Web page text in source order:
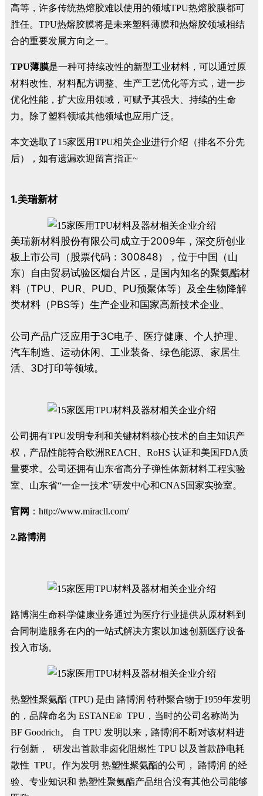
高等，许多传统热熔胶难以使用的领域TPU热熔胶膜都可
胜任。TPU热熔胶膜将是未来塑料薄膜和热熔胶领域相结
合的重要发展方向之一。
TPU薄膜是一种可持续改性的新型工业材料，可以通过原
材料改性、材料配方调整、生产工艺优化等方式，进一步
优化性能，扩大应用领域，可赋予其强大、持续的生命
力。除了塑料领域其他领域也应用广泛。
本文选取了15家医用TPU相关企业进行介绍（排名不分先
后），如有遗漏欢迎留言指正~
1.美瑞新材
美瑞新材料股份有限公司成立于2009年，深交所创业
板上市公司（股票代码：300848），位于中国（山
东）自由贸易试验区烟台片区，是国内知名的聚氨酯材
料（TPU、PUR、PUD、PU预聚体等）及全生物降解
类材料（PBS等）生产企业和国家高新技术企业。
公司产品广泛应用于3C电子、医疗健康、个人护理、
汽车制造、运动休闲、工业装备、绿色能源、家居生
活、3D打印等领域。
公司拥有TPU发明专利和关键材料核心技术的自主知识产
权，产品性能符合欧洲REACH、RoHS 认证和美国FDA质
量要求。公司还拥有山东省高分子弹性体新材料工程实验
室、山东省“一企一技术”研发中心和CNAS国家实验室。
官网 ：http://www.miracll.com/
2.路博润
路博润生命科学健康业务通过为医疗行业提供从原材料到
合同制造服务在内的一站式解决方案以加速创新医疗设备
投入市场。
热塑性聚氨酯 (TPU) 是由 路博润 特种聚合物于1959年发明
的，品牌命名为 ESTANE® TPU，当时的公司名称尚为
BF Goodrich。 自 TPU 发明以来，路博润不断对该材料进
行创新， 研发出首款非卤化阻燃性 TPU 以及首款静电耗
散性 TPU。作为发明 热塑性聚氨酯的公司， 路博润 的经
验、专业知识和 热塑性聚氨酯产品组合没有其他公司能够